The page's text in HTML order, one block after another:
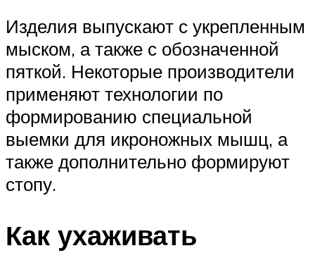
Изделия выпускают с укрепленным
мыском, а также с обозначенной
пяткой. Некоторые производители
применяют технологии по
формированию специальной
выемки для икроножных мышц, а
также дополнительно формируют
стопу.
Как ухаживать